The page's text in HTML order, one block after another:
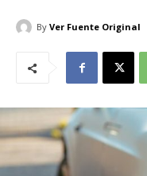
By Ver Fuente Original